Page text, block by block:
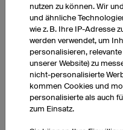
Drop
nutzen zu können. Wir
und ähnliche
wie z. B. Ihre IP-Adresse
werden verwendet, um
personalisieren,
unserer Website) zu
nicht-personalisierte
kommen Cookies und
personalisierte als auch
zum Einsatz.